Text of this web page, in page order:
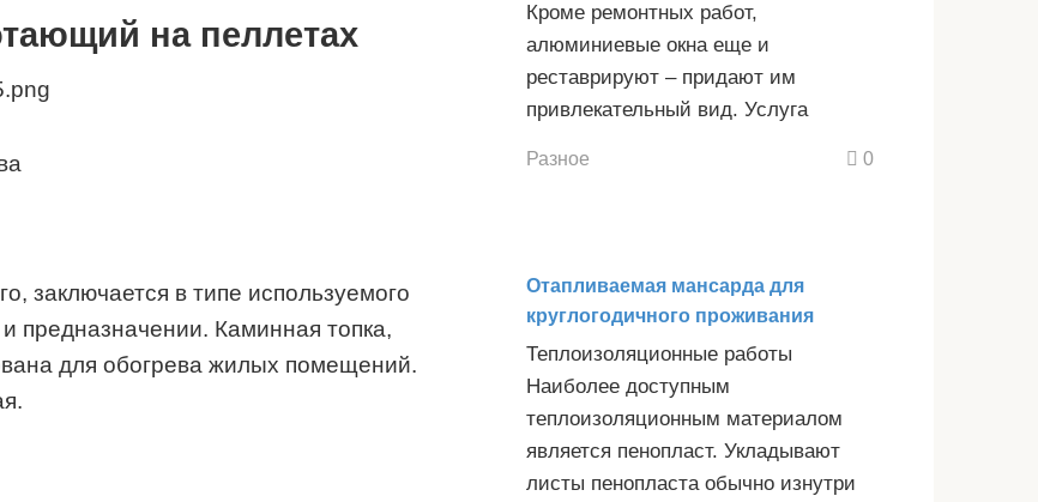
на пеллетах
заключается в типе используемого
предназначении. Каминная топка,
для обогрева жилых помещений.
Кроме ремонтных работ,
алюминиевые окна еще и
реставрируют – придают им
привлекательный вид. Услуга
Разное 0
Отапливаемая мансарда для
круглогодичного проживания
Теплоизоляционные работы
Наиболее доступным
теплоизоляционным материалом
является пенопласт. Укладывают
листы пенопласта обычно изнутри